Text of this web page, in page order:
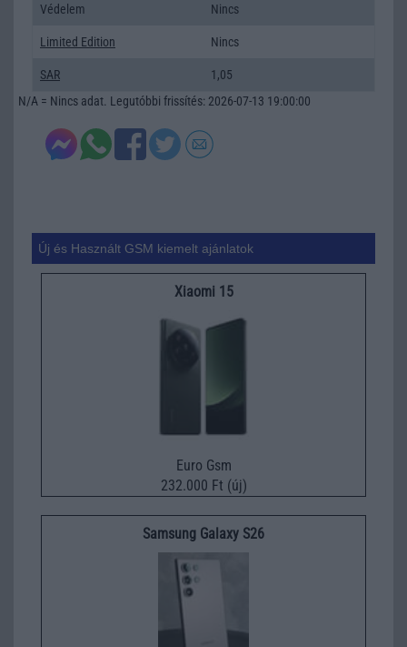
Védelem Nincs
Limited Edition Nincs
SAR
1,05
N/A = Nincs adat. Legutóbbi frissítés: 2026-07-13 19:00:00
Új és Használt GSM kiemelt ajánlatok
Xiaomi 15
Euro Gsm
232.000 Ft (új)
Samsung Galaxy S26